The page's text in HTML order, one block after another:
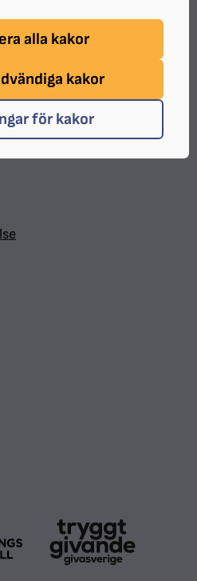
alla kakor
kakor
för kakor